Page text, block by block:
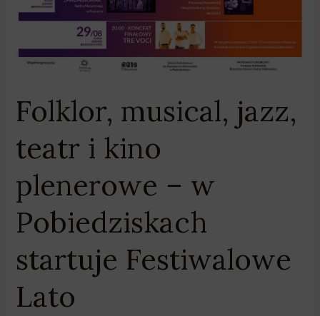
Folklor, musical, jazz,
teatr i kino
plenerowe – w
Pobiedziskach
startuje Festiwalowe
Lato